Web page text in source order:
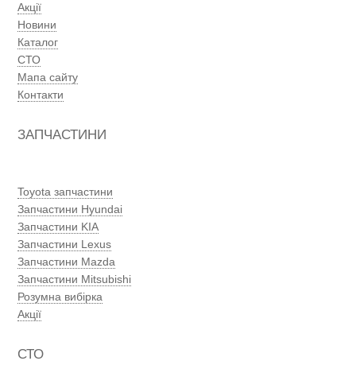
Акції
Новини
Каталог
СТО
Мапа сайту
Контакти
ЗАПЧАСТИНИ
Toyota запчастини
Запчастини Hyundai
Запчастини KIA
Запчастини Lexus
Запчастини Mazda
Запчастини Mitsubishi
Розумна вибірка
Акції
СТО